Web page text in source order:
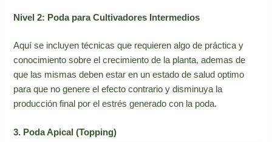
Nivel 2: Poda para Cultivadores Intermedios
Aquí se incluyen técnicas que requieren algo de práctica y
conocimiento sobre el crecimiento de la planta, ademas de
que las mismas deben estar en un estado de salud optimo
para que no genere el efecto contrario y disminuya la
producción final por el estrés generado con la poda.
3. Poda Apical (Topping)